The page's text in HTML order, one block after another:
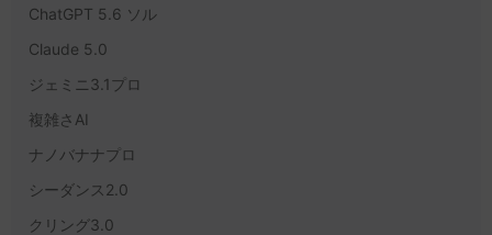
ChatGPT 5.6 ソル
Claude 5.0
ジェミニ3.1プロ
複雑さAI
ナノバナナプロ
シーダンス2.0
クリング3.0